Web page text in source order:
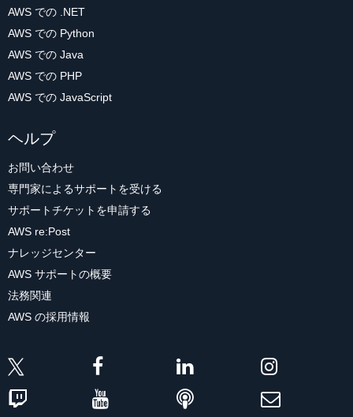
AWS での .NET
AWS での Python
AWS での Java
AWS での PHP
AWS での JavaScript
ヘルプ
お問い合わせ
専門家によるサポートを受ける
サポートチケットを申請する
AWS re:Post
ナレッジセンター
AWS サポートの概要
法務関連
AWS の採用情報